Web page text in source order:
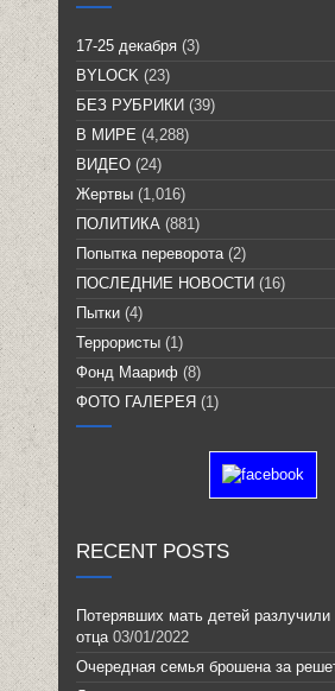
17-25 декабря (3)
BYLOCK (23)
БЕЗ РУБРИКИ (39)
В МИРЕ (4,288)
ВИДЕО (24)
Жертвы (1,016)
ПОЛИТИКА (881)
Попытка переворота (2)
ПОСЛЕДНИЕ НОВОСТИ (16)
Пытки (4)
Террористы (1)
Фонд Маариф (8)
ФОТО ГАЛЕРЕЯ (1)
RECENT POSTS
Потерявших мать детей разлучили
отца 03/01/2022
Очередная семья брошена за